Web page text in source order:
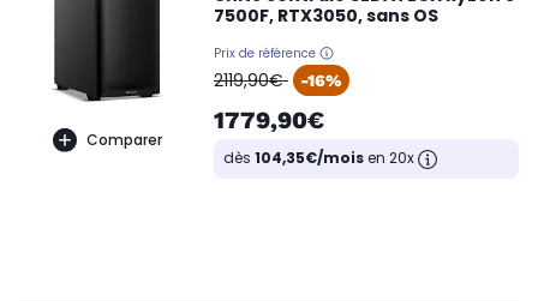
Comparer
7500F, RTX3050, sans OS
Prix de référence
oldPrice
2119,90€ -16%
1779,90€
dès 104,35€/moisen 20x